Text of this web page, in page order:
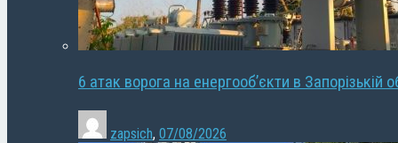
6 атак ворога на енергооб’єкти в Запорізькій
zapsich, 07/08/2026